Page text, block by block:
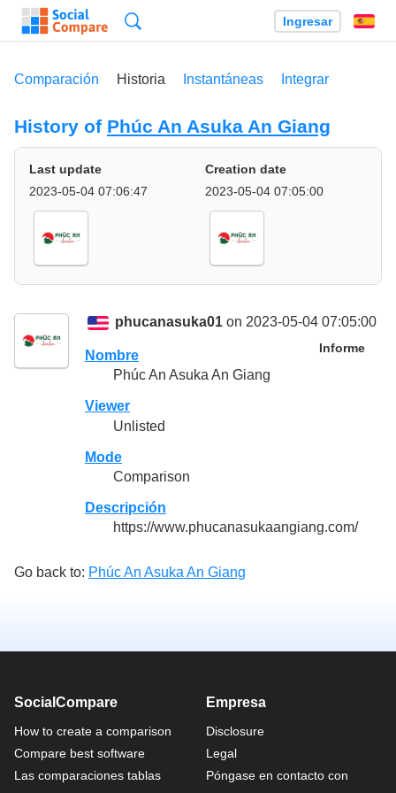
Ingresar
Comparación Historia Instantáneas Integrar
History of Phúc An Asuka An Giang
Last update
2023-05-04 07:06:47
Creation date
2023-05-04 07:05:00
phucanasuka01 on 2023-05-04 07:05:00
Informe
Nombre
Phúc An Asuka An Giang
Viewer
Unlisted
Mode
Comparison
Descripción
https://www.phucanasukaangiang.com/
Go back to: Phúc An Asuka An Giang
SocialCompare
How to create a comparison
Compare best software
Las comparaciones tablas
Empresa
Disclosure
Legal
Póngase en contacto con